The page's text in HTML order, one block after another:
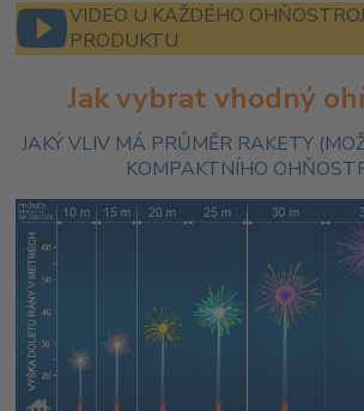
VIDEO U KAŽDÉHO
PRODUKTU
Jak vybrat vhodný
JAKÝ VLIV MÁ PRŮMĚR RAKETY
KOMPAKTNÍHO